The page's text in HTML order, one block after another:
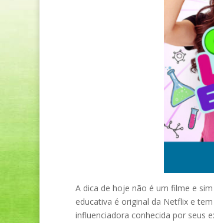
A dica de hoje não é um filme e
educativa é original da Netflix e
influenciadora conhecida por seus